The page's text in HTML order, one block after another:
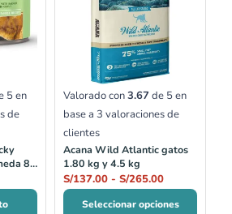
5 en
de
85
Valorado con3.67 de 5 en
base a 3 valoraciones de
clientes
Acana Wild Atlantic gatos
1.80 kg y 4.5 kg
S/137.00 - S/265.00
desde
hasta
S/265.00
Seleccionar opciones